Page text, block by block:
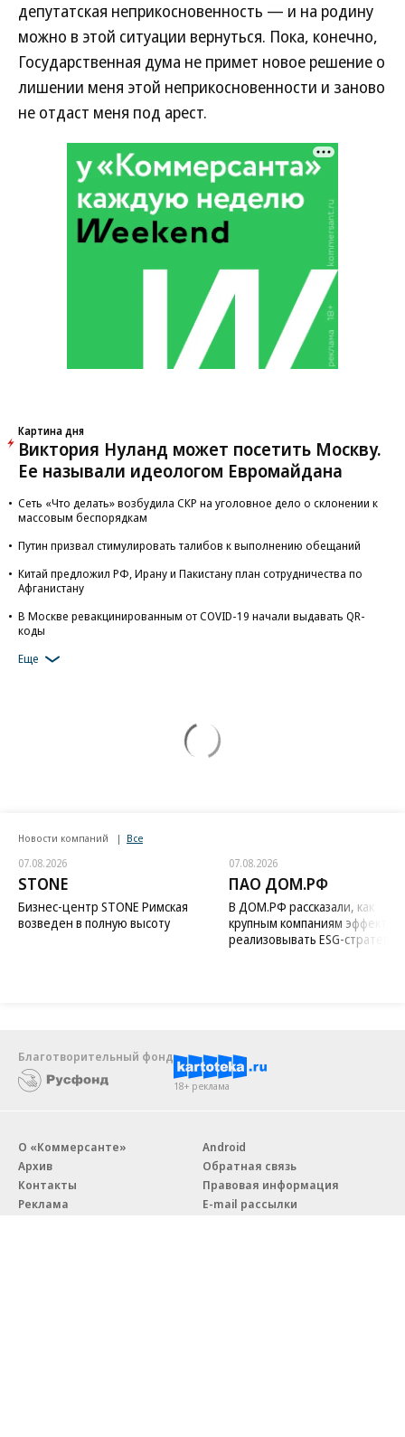
депутатская неприкосновенность — и на родину
можно в этой ситуации вернуться. Пока, конечно,
Государственная дума не примет новое решение о
лишении меня этой неприкосновенности и заново
не отдаст меня под арест.
Картина дня
Виктория Нуланд может посетить Москву.
Ее называли идеологом Евромайдана
Сеть «Что делать» возбудила СКР на уголовное дело о склонении к
массовым беспорядкам
Путин призвал стимулировать талибов к выполнению обещаний
Китай предложил РФ, Ирану и Пакистану план сотрудничества по
Афганистану
В Москве ревакцинированным от COVID-19 начали выдавать QR-
коды
Еще
Новости компаний Все
07.08.2026
STONE
Бизнес-центр STONE Римская
возведен в полную высоту
07.08.2026
ПАО ДОМ.РФ
В ДОМ.РФ рассказали, как
крупным компаниям
реализовывать ESG-стратегию
Благотворительный фонд
18+ реклама
О «Коммерсанте»
Архив
Контакты
Реклама
Android
Обратная связь
Правовая информация
E-mail рассылки